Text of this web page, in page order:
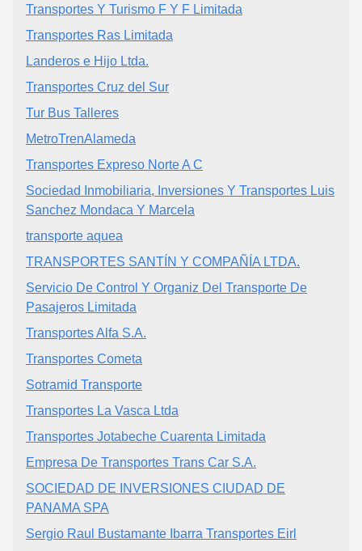
Transportes Y Turismo F Y F Limitada
Transportes Ras Limitada
Landeros e Hijo Ltda.
Transportes Cruz del Sur
Tur Bus Talleres
MetroTrenAlameda
Transportes Expreso Norte A C
Sociedad Inmobiliaria, Inversiones Y Transportes Luis
Sanchez Mondaca Y Marcela
transporte aquea
TRANSPORTES SANTÍN Y COMPAÑÍA LTDA.
Servicio De Control Y Organiz Del Transporte De
Pasajeros Limitada
Transportes Alfa S.A.
Transportes Cometa
Sotramid Transporte
Transportes La Vasca Ltda
Transportes Jotabeche Cuarenta Limitada
Empresa De Transportes Trans Car S.A.
SOCIEDAD DE INVERSIONES CIUDAD DE
PANAMA SPA
Sergio Raul Bustamante Ibarra Transportes Eirl